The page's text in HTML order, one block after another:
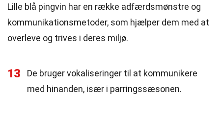
Lille blå pingvin har en række adfærdsmønstre og
kommunikationsmetoder, som hjælper dem med at
overleve og trives i deres miljø.
13
De bruger vokaliseringer til at kommunikere
med hinanden, især i parringssæsonen.